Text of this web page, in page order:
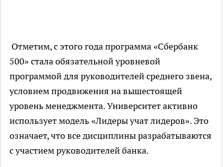
Отметим, с этого года программа «Сбербанк
500» стала обязательной уровневой
программой для руководителей среднего звена,
условием продвижения на вышестоящей
уровень менеджмента. Университет активно
использует модель «Лидеры учат лидеров». Это
означает, что все дисциплины разрабатываются
с участием руководителей банка.